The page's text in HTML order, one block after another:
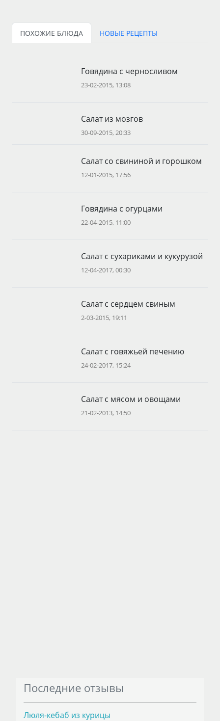
ПОХОЖИЕ БЛЮДА НОВЫЕ РЕЦЕПТЫ
Говядина с черносливом
23-02-2015, 13:08
Салат из мозгов
30-09-2015, 20:33
Салат со свининой и горошком
12-01-2015, 17:56
Говядина с огурцами
22-04-2015, 11:00
Салат с сухариками и кукурузой
12-04-2017, 00:30
Салат с сердцем свиным
2-03-2015, 19:11
Салат с говяжьей печению
24-02-2017, 15:24
Салат с мясом и овощами
21-02-2013, 14:50
Последние отзывы
Люля-кебаб из курицы